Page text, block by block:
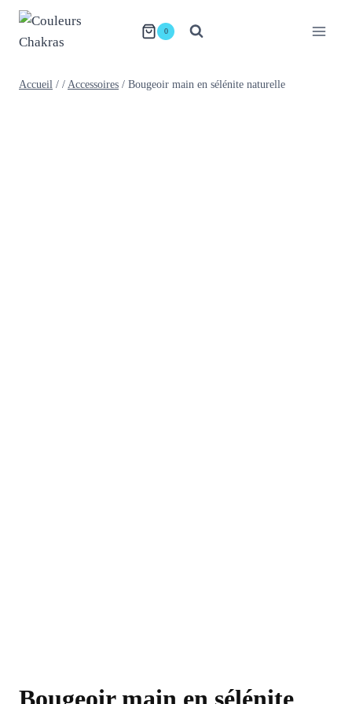
Aller
0
Accueil / / Accessoires / Bougeoir main en sélénite naturelle